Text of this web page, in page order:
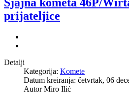
prijateljice
Detalji
Kategorija: Komete
Datum kreiranja: četvrtak, 06
Autor Miro Ilić